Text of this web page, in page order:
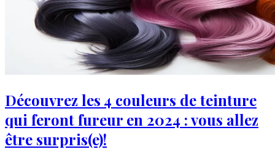
Découvrez les 4 couleurs de teinture
qui feront fureur en 2024 : vous allez
être surpris(e)!